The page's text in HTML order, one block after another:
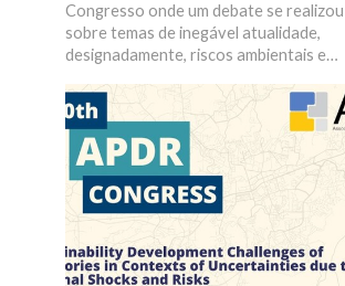
Congresso onde um debate se realizou
sobre temas de inegável atualidade,
designadamente, riscos ambientais e
identitárias e guerras culturais,
questões e perspetivas sobre a
reconfiguração global. Convocaram-se
diferentes áreas do saber e do fazer,
pretendeu-se, afinal, evidenciar a
importância e a necessidade da
intervenção das ciências sociais e
humanas na discussão e na construção
de perspetivas centradas nas